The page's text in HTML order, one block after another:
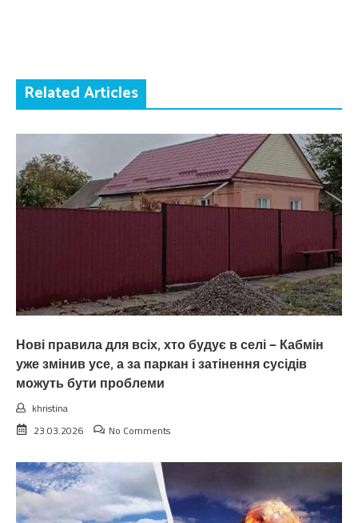
Related Articles
Нові правила для всіх, хто будує в селі — Кабмін
уже змінив усе, а за паркан і затінення сусідів
можуть бути проблеми
khristina
23.03.2026
No Comments